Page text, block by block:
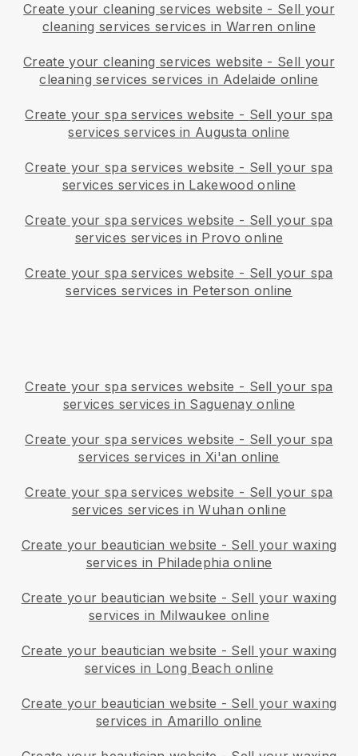
Create your cleaning services website - Sell your
cleaning services services in Warren online
Create your cleaning services website - Sell your
cleaning services services in Adelaide online
Create your spa services website - Sell your spa
services services in Augusta online
Create your spa services website - Sell your spa
services services in Lakewood online
Create your spa services website - Sell your spa
services services in Provo online
Create your spa services website - Sell your spa
services services in Peterson online
Create your spa services website - Sell your spa
services services in Saguenay online
Create your spa services website - Sell your spa
services services in Xi'an online
Create your spa services website - Sell your spa
services services in Wuhan online
Create your beautician website - Sell your waxing
services in Philadephia online
Create your beautician website - Sell your waxing
services in Milwaukee online
Create your beautician website - Sell your waxing
services in Long Beach online
Create your beautician website - Sell your waxing
services in Amarillo online